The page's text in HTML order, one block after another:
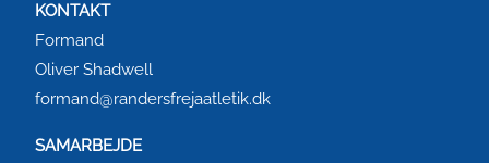
KONTAKT
Formand
Oliver Shadwell
formand@randersfrejaatletik.dk
SAMARBEJDE